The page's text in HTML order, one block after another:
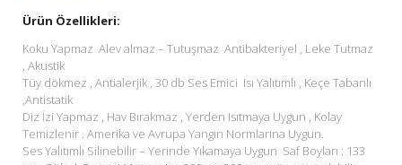
Ürün Özellikleri:
Koku Yapmaz Alev almaz – Tutuşmaz Antibakteriyel , Leke Tutmaz
, Akustik
Tüy dökmez , Antialerjik , 30 db Ses Emici Isı Yalıtımlı , Keçe Tabanlı
,Antistatik
Diz İzi Yapmaz , Hav Bırakmaz , Yerden Isıtmaya Uygun , Kolay
Temizlenir . Amerika ve Avrupa Yangın Normlarına Uygun.
Ses Yalıtımlı Silinebilir – Yerinde Yıkamaya Uygun Saf Boyları : 133